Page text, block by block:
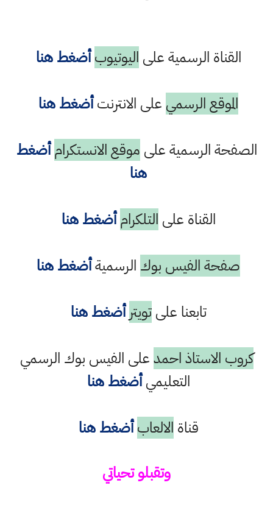
القناة الرسمية على اليوتيوب أضغط هنا
الموقع الرسمي على الانترنتأضغط هنا
الصفحة الرسمية على موقع الانستكرام أضغط
هنا
القناة على التلكرام أضغط هنا
صفحة الفيس بوك الرسميةأضغط هنا
تابعنا علىتويتر أضغط هنا
كروب الاستاذ احمدعلى الفيس بوك الرسمي
التعليميأضغط هنا
قناة الالعاب أضغط هنا
وتقبلو تحياتي